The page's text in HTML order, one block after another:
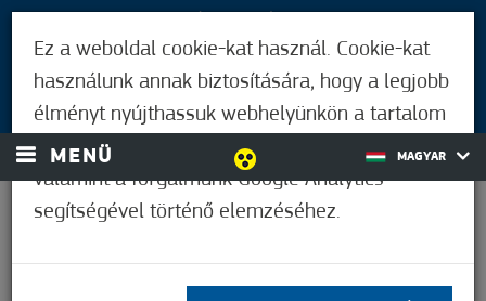
BEJELENTKEZÉS
MENÜ MAGYAR
Ez a weboldal cookie-kat használ. Cookie-kat
használunk annak biztosítására, hogy a legjobb
élményt nyújthassuk webhelyünkön a tartalom
és a hirdetések személyre szabásához,
valamint a forgalmunk Google Analytics
segítségével történő elemzéséhez.